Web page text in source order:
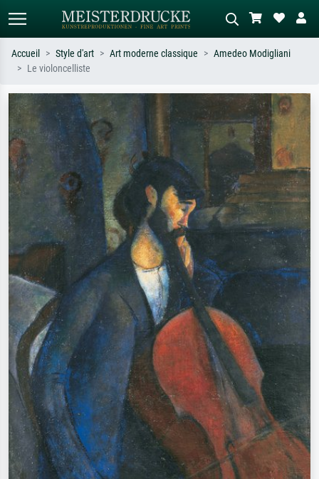
Recherchez par artiste, titre ou style –
ex. Monet, Nuit étoilée,
impressionnisme, vague de Hokusai,
nu.
Décrivez la scène – ex. prairie verte,
abstrait avec beaucoup de rouge,
tableau sombre, nu debout près d'un
arbre.
Accueil Style d'art Art moderne classique
Amedeo Modigliani
Le violoncelliste